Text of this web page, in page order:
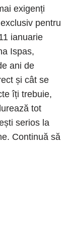
exigenți
pentru
ianuarie
Ispas,
ani de
și cât se
îți trebuie,
tot
serios la
Continuă să